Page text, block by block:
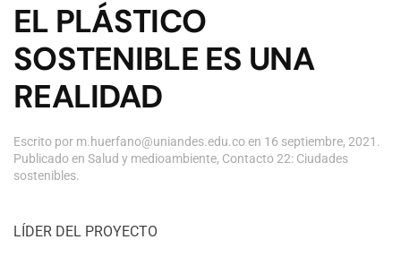
EL PLÁSTICO
SOSTENIBLE ES UNA
REALIDAD
Escrito por m.huerfano@uniandes.edu.coen 16 septiembre, 2021 .
Publicado en Salud y medioambiente, Contacto 22: Ciudades
sostenibles.
LÍDER DEL PROYECTO